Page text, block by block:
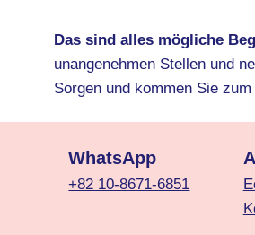
Das sind alles mögliche
unangenehmen Stellen und
Sorgen und kommen Sie
WhatsApp
+82 10-8671-6851